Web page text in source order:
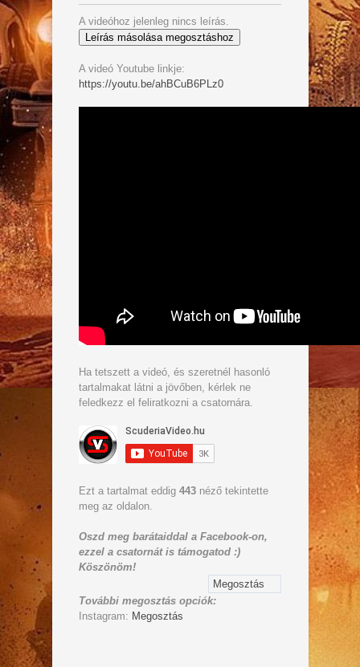
A videóhoz jelenleg nincs leírás.
Leírás másolása megosztáshoz
A videó Youtube linkje:
https://youtu.be/ahBCuB6PLz0
Ha tetszett a videó, és szeretnél hasonló
tartalmakat látni a jövőben, kérlek ne
feledkezz el feliratkozni a csatornára.
Ezt a tartalmat eddig 443néző tekintette
meg az oldalon.
Oszd meg barátaiddal a Facebook-on,
ezzel a csatornát is támogatod :)
Köszönöm!
Megosztás
További megosztás opciók:
Instagram: Megosztás